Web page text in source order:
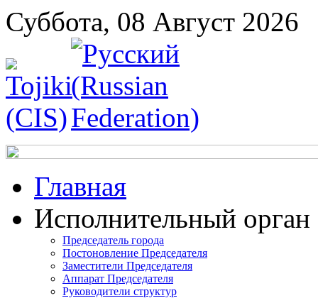
Суббота, 08 Август 2026
Главная
Исполнительный орган
Председатель города
Постоновление Председателя
Заместители Председателя
Аппарат Председателя
Руководители структур